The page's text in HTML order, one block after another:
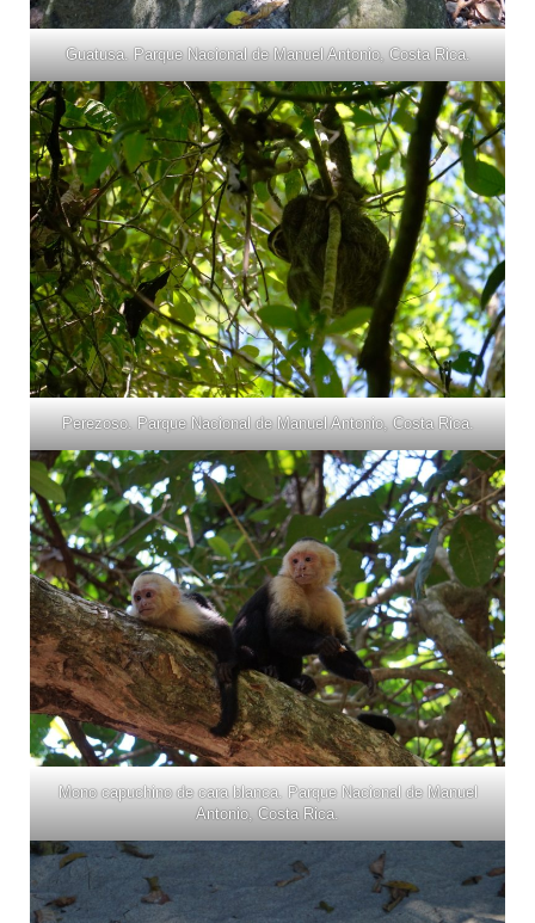
Guatusa. Parque Nacional de Manuel Antonio, Costa Rica.
Perezoso. Parque Nacional de Manuel Antonio, Costa Rica.
Mono capuchino de cara blanca. Parque Nacional de Manuel
Antonio, Costa Rica.